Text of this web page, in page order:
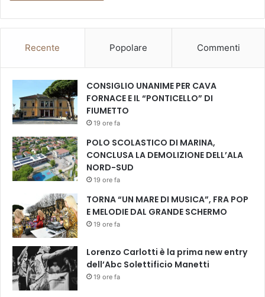
Recente Popolare Commenti
CONSIGLIO UNANIME PER CAVA
FORNACE E IL “PONTICELLO” DI
FIUMETTO
19 ore fa
POLO SCOLASTICO DI MARINA,
CONCLUSA LA DEMOLIZIONE DELL’ALA
NORD-SUD
19 ore fa
TORNA “UN MARE DI MUSICA”, FRA POP
E MELODIE DAL GRANDE SCHERMO
19 ore fa
Lorenzo Carlotti è la prima new entry
dell’Abc Solettificio Manetti
19 ore fa